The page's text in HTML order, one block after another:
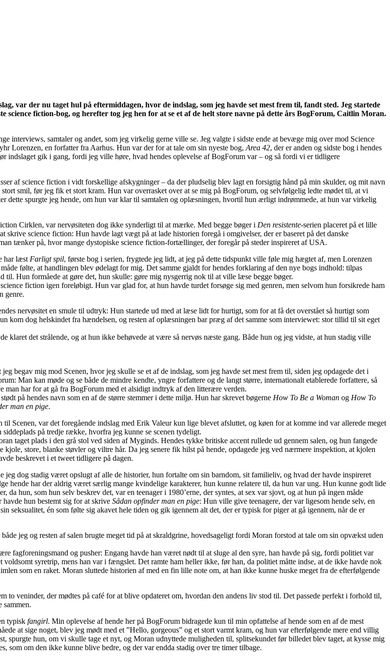
var der nu taget hul på eftermiddagen, hvor de indslag, som jeg havde set mest frem til, fandt sted. Jeg startede
science fiction-bog, og herefter tog jeg hen for at se et af de helt store navne på dette års BogForum, Caitlin Moran.
interviews, samtaler og andet, som jeg virkelig gerne ville se. Jeg valgte i sidste ende at bevæge mig over mod Science
Lorenzen, en forfatter fra Aarhus. Hun var der for at tale om sin nyeste bog, Area 42, der er anden og sidste bog i hendes
indslaget gik i gang, fordi jeg ville høre, hvad hendes oplevelse af BogForum var – og så fordi vi er tidligere
af science fiction i vidt forskellige afskygninger – da der pludselig blev lagt en forsigtig hånd på min skulder, og mit navn
smil, før jeg fik et stort kram. Hun var overrasket over at se mig på BogForum, og selvfølgelig ledte mødet til, at vi
dette spurgte jeg hende, om hun var klar til samtalen og oplæsningen, hvortil hun ærligt indrømmede, at hun var virkelig
Cirklen, var nervøsiteten dog ikke synderligt til at mærke. Med begge bøger i Den resistente-serien placeret på et lille
skrive science fiction: Hun havde lagt vægt på at lade historien foregå i omgivelser, der er baseret på det danske
tænker på, hvor mange dystopiske science fiction-fortællinger, der foregår på steder inspireret af USA.
har læst Farligt spil, første bog i serien, frygtede jeg lidt, at jeg på dette tidspunkt ville føle mig hægtet af, men Lorenzen
følte, at handlingen blev ødelagt for mig. Det samme gjaldt for hendes forklaring af den nye bogs indhold: tilpas
Hun formåede at gøre det, hun skulle: gøre mig nysgerrig nok til at ville læse begge bøger.
fiction igen foreløbigt. Hun var glad for, at hun havde turdet forsøge sig med genren, men selvom hun forsikrede ham
genre.
nervøsitet en smule til udtryk: Hun startede ud med at læse lidt for hurtigt, som for at få det overstået så hurtigt som
kom dog helskindet fra hændelsen, og resten af oplæsningen bar præg af det samme som interviewet: stor tillid til sit eget
klaret det strålende, og at hun ikke behøvede at være så nervøs næste gang. Både hun og jeg vidste, at hun stadig ville
begav mig mod Scenen, hvor jeg skulle se et af de indslag, som jeg havde set mest frem til, siden jeg opdagede det i
Man kan møde og se både de mindre kendte, yngre forfattere og de langt større, internationalt etablerede forfattere, så
har for at gå fra BogForum med et alsidigt indtryk af den litterære verden.
på hendes navn som en af de større stemmer i dette miljø. Hun har skrevet bøgerne How To Be a Woman og How To
man en pige.
Scenen, var det foregående indslag med Erik Valeur kun lige blevet afsluttet, og køen for at komme ind var allerede meget
på tredje række, hvorfra jeg kunne se scenen tydeligt.
taget plads i den grå stol ved siden af Myginds. Hendes tykke britiske accent rullede ud gennem salen, og hun fangede
store, blanke støvler og viltre hår. Da jeg senere fik hilst på hende, opdagede jeg ved nærmere inspektion, at kjolen
beskrevet i et tweet tidligere på dagen.
dog stadig været opslugt af alle de historier, hun fortalte om sin barndom, sit familieliv, og hvad der havde inspireret
hende har der aldrig været særlig mange kvindelige karakterer, hun kunne relatere til, da hun var ung. Hun kunne godt lide
da hun, som hun selv beskrev det, var en teenager i 1980’erne, der syntes, at sex var sjovt, og at hun på ingen måde
hun bestemt sig for at skrive Sådan opfinder man en pige: Hun ville give teenagere, der var ligesom hende selv, en
seksualitet, én som følte sig akavet hele tiden og gik igennem alt det, der er typisk for piger at gå igennem, når de er
jeg og resten af salen brugte meget tid på at skraldgrine, hovedsageligt fordi Moran forstod at tale om sin opvækst uden
fagforeningsmand og pusher: Engang havde han været nødt til at sluge al den syre, han havde på sig, fordi politiet var
syretrip, mens han var i fængslet. Det ramte ham heller ikke, før han, da politiet måtte indse, at de ikke havde nok
som en raket. Moran sluttede historien af med en fin lille note om, at han ikke kunne huske meget fra de efterfølgende
to veninder, der mødtes på café for at blive opdateret om, hvordan den andens liv stod til. Det passede perfekt i forhold til,
sammen.
typisk fangirl. Min oplevelse af hende her på BogForum bidragede kun til min opfattelse af hende som en af de mest
at sige noget, blev jeg mødt med et ”Hello, gorgeous” og et stort varmt kram, og hun var efterfølgende mere end villig
spurgte hun, om vi skulle tage et nyt, og Moran udnyttede muligheden til, splitsekundet før billedet blev taget, at kysse mig
som om den ikke kunne blive bedre, og der var endda stadig over tre timer tilbage.